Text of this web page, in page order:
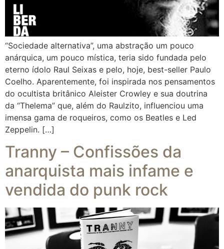
“Sociedade alternativa”, uma abstração um pouco
anárquica, um pouco mística, teria sido fundada pelo
eterno ídolo Raul Seixas e pelo, hoje, best-seller Paulo
Coelho. Aparentemente, foi inspirada nos pensamentos
do ocultista britânico Aleister Crowley e sua doutrina
da “Thelema” que, além do Raulzito, influenciou uma
imensa gama de roqueiros, como os Beatles e Led
Zeppelin. […]
Tranny – Confissões da
anarquista mais infame e
vendida do punk rock